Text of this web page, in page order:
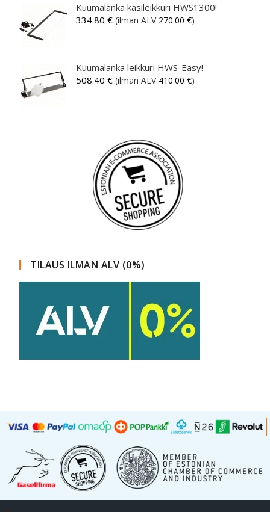
Kuumalanka käsileikkuri HWS1300!
334.80€ (ilman ALV 270.00€)
Kuumalanka leikkuri HWS-Easy!
508.40€ (ilman ALV 410.00€)
TILAUS ILMAN ALV (0%)